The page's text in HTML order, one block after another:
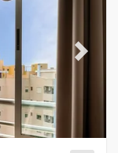
Next